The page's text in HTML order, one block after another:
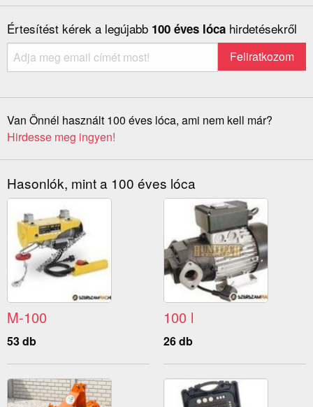
Értesítést kérek a legújabb 100 éves lóca hirdetésekről
Van Önnél használt 100 éves lóca, ami nem kell már?
Hirdesse meg ingyen!
Hasonlók, mint a 100 éves lóca
M-100
53 db
100 l
26 db